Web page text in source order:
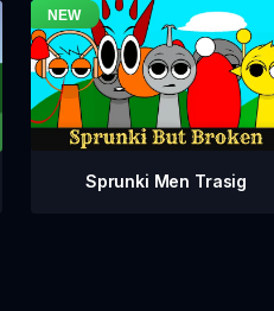
Sprunki Men Trasig